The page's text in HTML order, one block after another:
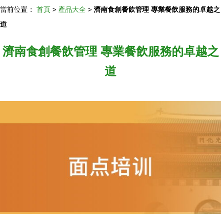
當前位置： 首頁 > 產品大全 > 濟南食創餐飲管理 專業餐飲服務的卓越之
道
濟南食創餐飲管理 專業餐飲服務的卓越之
道